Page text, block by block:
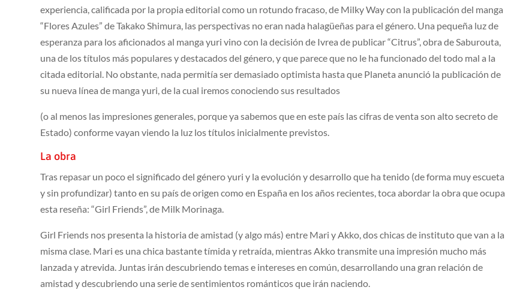
experiencia, calificada por la propia editorial como un rotundo fracaso, de Milky Way con la publicación del manga
“Flores Azules” de Takako Shimura, las perspectivas no eran nada halagüeñas para el género. Una pequeña luz de
esperanza para los aficionados al manga yuri vino con la decisión de Ivrea de publicar “Citrus”, obra de Saburouta,
una de los títulos más populares y destacados del género, y que parece que no le ha funcionado del todo mal a la
citada editorial. No obstante, nada permitía ser demasiado optimista hasta que Planeta anunció la publicación de
su nueva línea de manga yuri, de la cual iremos conociendo sus resultados
(o al menos las impresiones generales, porque ya sabemos que en este país las cifras de venta son alto secreto de
Estado) conforme vayan viendo la luz los títulos inicialmente previstos.
La obra
Tras repasar un poco el significado del género yuri y la evolución y desarrollo que ha tenido (de forma muy escueta
y sin profundizar) tanto en su país de origen como en España en los años recientes, toca abordar la obra que ocupa
esta reseña: “Girl Friends”, de Milk Morinaga.
Girl Friends nos presenta la historia de amistad (y algo más) entre Mari y Akko, dos chicas de instituto que van a la
misma clase. Mari es una chica bastante tímida y retraída, mientras Akko transmite una impresión mucho más
lanzada y atrevida. Juntas irán descubriendo temas e intereses en común, desarrollando una gran relación de
amistad y descubriendo una serie de sentimientos románticos que irán naciendo.